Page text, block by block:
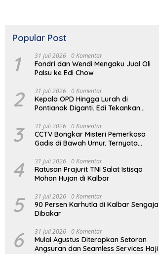
Popular Post
1 31 Juli 2026 0 Komentar
Fondri dan Wendi Mengaku Jual Oli
Palsu ke Edi Chow
2 31 Juli 2026 0 Komentar
Kepala OPD Hingga Lurah di
Pontianak Diganti. Edi Tekankan
3 31 Juli 2026 0 Komentar
CCTV Bongkar Misteri Pemerkosa
Gadis di Bawah Umur. Ternyata
4 31 Juli 2026 0 Komentar
Ratusan Prajurit TNI Salat Istisqo
Mohon Hujan di Kalbar
5 31 Juli 2026 0 Komentar
90 Persen Karhutla di Kalbar Sengaja
Dibakar
6 31 Juli 2026 0 Komentar
Mulai Agustus Diterapkan Setoran
Angsuran dan Seamless Services Haji